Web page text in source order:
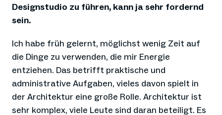
Designstudio zu führen, kann ja sehr fordernd
sein.
Ich habe früh gelernt, möglichst wenig Zeit auf
die Dinge zu verwenden, die mir Energie
entziehen. Das betrifft praktische und
administrative Aufgaben, vieles davon spielt in
der Architektur eine große Rolle. Architektur ist
sehr komplex, viele Leute sind daran beteiligt. Es